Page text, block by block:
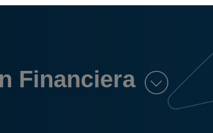
Financiera